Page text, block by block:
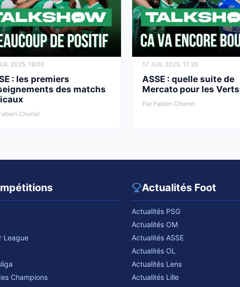
2025, 18:00
: les premiers
des matchs
Chorlet
17 JUIL 2025, 17:20
ASSE : quelle suite de
Mercato pour les Verts
Par Fabien Chorlet
League
Champions
Actualités Foot
Actualités PSG
Actualités OM
Actualités ASSE
Actualités OL
Actualités Lens
Actualités Lille